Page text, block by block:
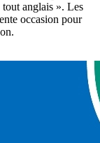
tout anglais ». Les
occasion pour